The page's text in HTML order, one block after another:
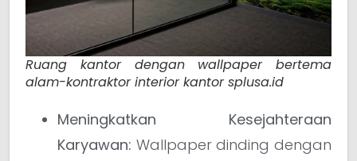
Ruang kantor dengan wallpaper bertema
alam-kontraktor interior kantor splusa.id
Meningkatkan Kesejahteraan
Karyawan: Wallpaper dinding dengan